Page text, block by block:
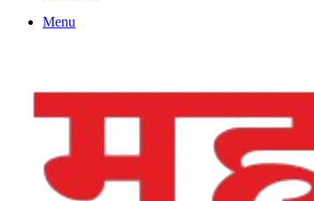
Menu